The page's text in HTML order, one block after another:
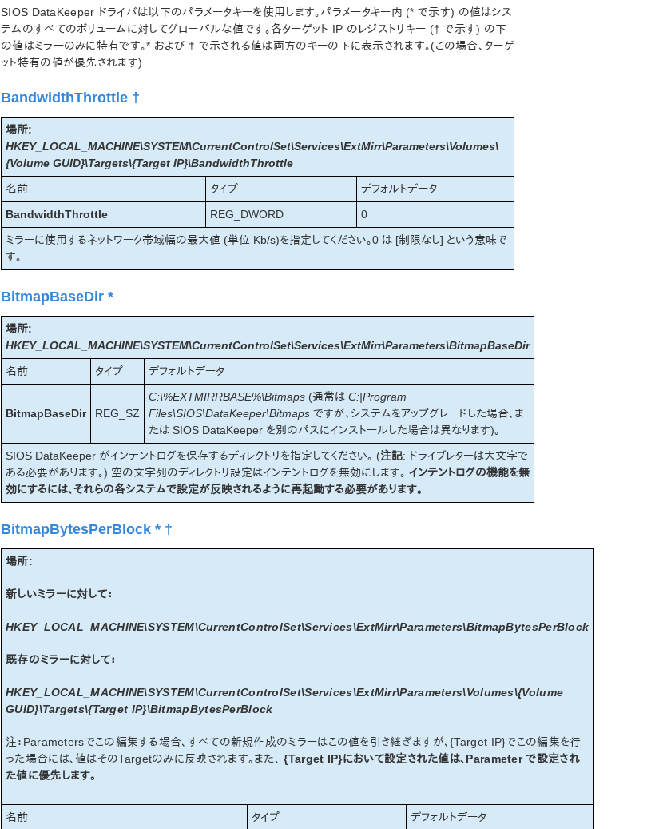
SIOS DataKeeper ドライバは以下のパラメータキーを使用します。パラメータキー内 (* で示す) の値はシス
テムのすべてのボリュームに対してグローバルな値です。各ターゲット IP のレジストリキー († で示す) の下
の値はミラーのみに特有です。* および † で示される値は両方のキーの下に表示されます。(この場合、ターゲ
ット特有の値が優先されます)
BandwidthThrottle †
場所:
HKEY_LOCAL_MACHINE\SYSTEM\CurrentControlSet\Services\ExtMirr\Parameters\Volumes\
{Volume GUID}\Targets\{Target IP}\BandwidthThrottle
名前
タイプ
デフォルトデータ
BandwidthThrottle
REG_DWORD
0
ミラーに使用するネットワーク帯域幅の最大値 (単位 Kb/s)を指定してください。0 は [制限なし] という意味で
す。
BitmapBaseDir *
場所:
HKEY_LOCAL_MACHINE\SYSTEM\CurrentControlSet\Services\ExtMirr\Parameters\BitmapBaseDir
名前
タイプ デフォルトデータ
BitmapBaseDir REG_SZ
C:\%EXTMIRRBASE%\Bitmaps (通常はC:|Program
Files\SIOS\DataKeeper\Bitmaps ですが、システムをアップグレードした場合、ま
たは SIOS DataKeeper を別のパスにインストールした場合は異なります)。
SIOS DataKeeper がインテントログを保存するディレクトリを指定してください。 (注記: ドライブレターは大文字で
ある必要があります。) 空の文字列のディレクトリ設定はインテントログを無効にします。インテントログの機能を無
効にするには、それらの各システムで設定が反映されるように再起動する必要があります。
BitmapBytesPerBlock * †
場所:
新しいミラーに対して：
HKEY_LOCAL_MACHINE\SYSTEM\CurrentControlSet\Services\ExtMirr\Parameters\BitmapBytesPerBlock
既存のミラーに対して：
HKEY_LOCAL_MACHINE\SYSTEM\CurrentControlSet\Services\ExtMirr\Parameters\Volumes\{Volume
GUID}\Targets\{Target IP}\BitmapBytesPerBlock
注：Parametersでこの編集する場合、すべての新規作成のミラーはこの値を引き継ぎますが、{Target IP}でこの編集を行
った場合には、値はそのTargetのみに反映されます。また、{Target IP}において設定された値は、Parameter で設定され
た値に優先します。
名前 タイプ
デフォルトデータ